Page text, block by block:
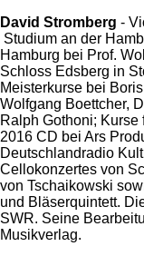
David Stromberg -
Studium an der
Hamburg bei Prof.
Schloss Edsberg in
Meisterkurse bei
Wolfgang Boettcher,
Ralph Gothoni;
2016 CD bei Ars
Deutschlandradio
Cellokonzertes von
von Tschaikowski
und Bläserquintett.
SWR. Seine
Musikverlag.